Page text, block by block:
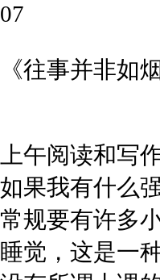
07
《往事并非如烟
上午阅读和写
如果我有什么
常规要有许多
睡觉，这是一